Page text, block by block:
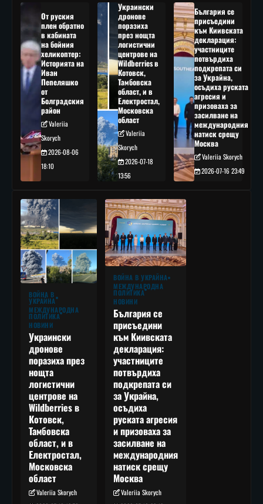
От руския
плен обратно
в кабината
на бойния
хеликоптер:
Историята на
Иван
Пепеляшко
от
Болградския
район
Valeriia
Skorych
2026-08-06
18:10
Украински
дронове
поразиха
през нощта
логистични
центрове на
Wildberries в
Котовск,
Тамбовска
област, и в
Електростал,
Московска
област
Valeriia
Skorych
2026-07-18
13:56
България се
присъедини
към Киивската
декларация:
участниците
потвърдиха
подкрепата си
за Украйна,
осъдиха руската
агресия и
призоваха за
засилване на
международния
натиск срещу
Москва
Valeriia Skorych
2026-07-16 23:49
ВОЙНА В
УКРАЙНА
МЕЖДУНАРОДНА
ПОЛИТИКА
НОВИНИ
Украински
дронове
поразиха през
нощта
логистични
центрове на
Wildberries в
Котовск,
Тамбовска
област, и в
Електростал,
Московска
област
Valeriia Skorych
ВОЙНА В УКРАЙНА
МЕЖДУНАРОДНА
ПОЛИТИКА
НОВИНИ
България се
присъедини
към Киивската
декларация:
участниците
потвърдиха
подкрепата си
за Украйна,
осъдиха
руската агресия
и призоваха за
засилване на
международния
натиск срещу
Москва
Valeriia Skorych